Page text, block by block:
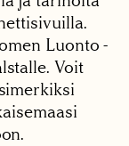
Luonto -
Voit